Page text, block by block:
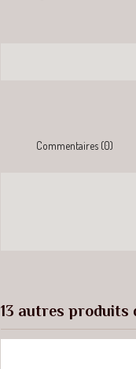
Commentaires (0)
13 autres produits